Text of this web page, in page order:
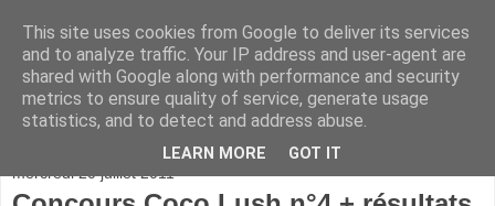
mercredi 20 juillet 2011
This site uses cookies from Google to deliver its services
and to analyze traffic. Your IP address and user-agent are
shared with Google along with performance and security
metrics to ensure quality of service, generate usage
statistics, and to detect and address abuse.
LEARN MORE GOT IT